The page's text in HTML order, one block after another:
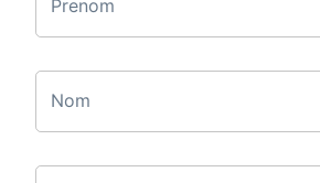
Prenom
Nom